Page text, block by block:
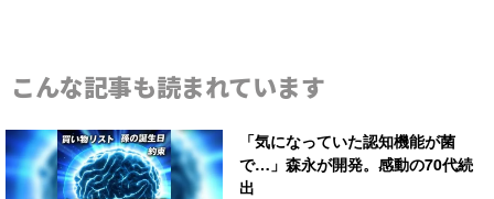
こんな記事も読まれています
「気になっていた認知機能が菌
で…」森永が開発。感動の70代続
出